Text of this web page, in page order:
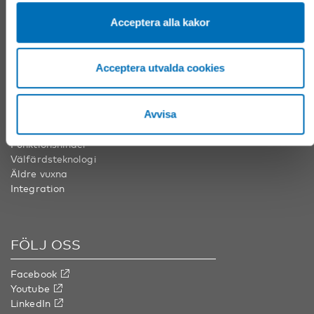
Acceptera alla kakor
Acceptera utvalda cookies
Avvisa
info@nordicwelfare.org
ÄMNESOMRÅDEN
Funktionshinder
Välfärdsteknologi
Äldre vuxna
Integration
FÖLJ OSS
Facebook
Youtube
LinkedIn